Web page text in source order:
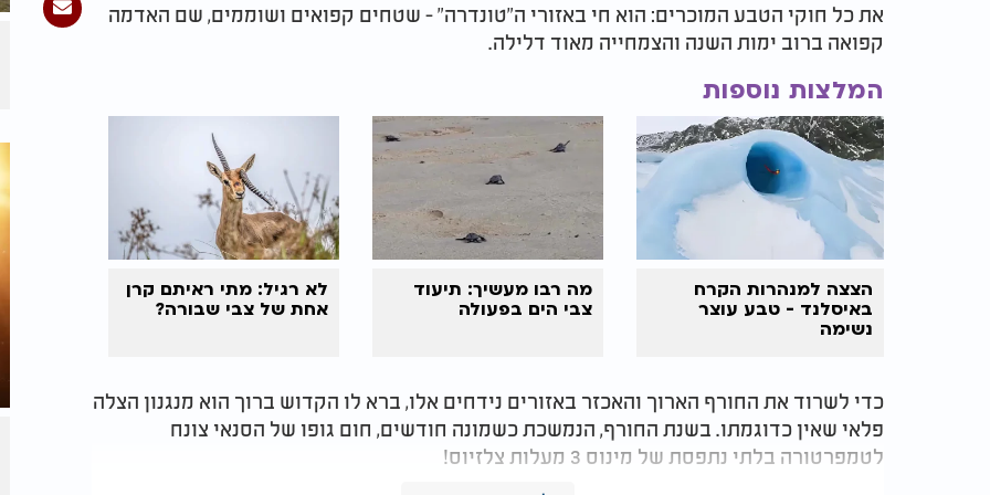
את כל חוקי הטבע המוכרים: הוא חי באזורי ה"טונדרה" - שטחים קפואים ושוממים, שם האדמה
קפואה ברוב ימות השנה והצמחייה מאוד דלילה.
המלצות נוספות
הצצה למנהרות הקרח
באיסלנד - טבע עוצר
נשימה
מה רבו מעשיך: תיעוד
צבי הים בפעולה
לא רגיל: מתי ראיתם קרן
אחת של צבי שבורה?
כדי לשרוד את החורף הארוך והאכזר באזורים נידחים אלו, ברא לו הקדוש ברוך הוא מנגנון הצלה
פלאי שאין כדוגמתו. בשנת החורף, הנמשכת כשמונה חודשים, חום גופו של הסנאי צונח
לטמפרטורה בלתי נתפסת של מינוס 3 מעלות צלזיוס!